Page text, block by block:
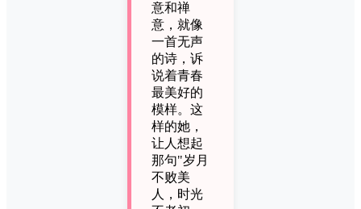
意和禅
意，就像
一首无声
的诗，诉
说着青春
最美好的
模样。这
样的她，
让人想起
那句"岁月
不败美
人，时光